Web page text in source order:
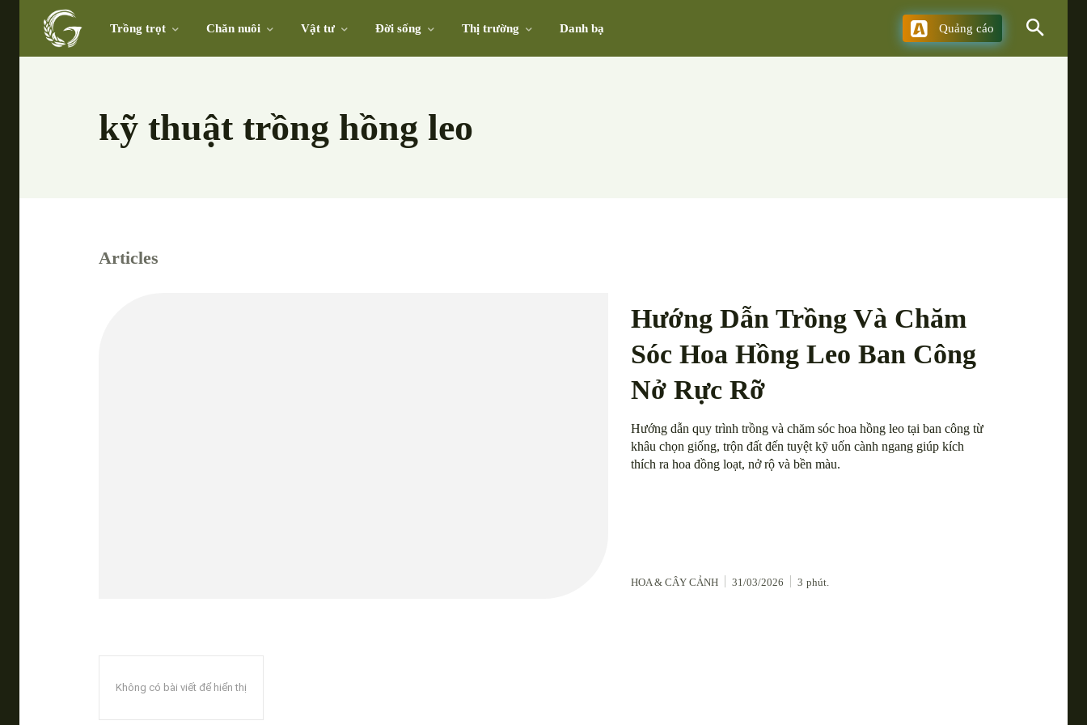
Trồng trọt Chăn nuôi Vật tư Đời sống Thị trường Danh bạ Quảng cáo
kỹ thuật trồng hồng leo
Articles
Hướng Dẫn Trồng Và Chăm
Sóc Hoa Hồng Leo Ban Công
Nở Rực Rỡ
Hướng dẫn quy trình trồng và chăm sóc hoa hồng leo tại ban công từ
khâu chọn giống, trộn đất đến tuyệt kỹ uốn cành ngang giúp kích
thích ra hoa đồng loạt, nở rộ và bền màu.
HOA & CÂY CẢNH 31/03/2026 3 phút.
Không có bài viết để hiển thị